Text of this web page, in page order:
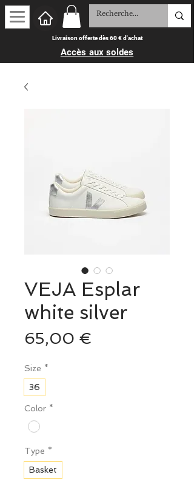
Livraison offerte dès 60 € d'achat
Accès aux soldes
VEJA Esplar
white silver
65,00 €
Size *
36
Color *
Type *
Basket